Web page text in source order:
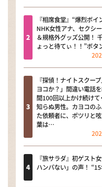
『相席食堂』“爆烈ボイ
NHK女性アナ、セクシ
＆規格外グッズ公開！
ょっと待てぃ！！”ボタ
『探偵！ナイトスクー
ヨコか？」間違い電話
間100回以上かけ続けて
知らぬ男性。カヨコの
た依頼者に、ポツリと
葉は…
『旅サラダ』初ゲスト
ハンパない」の声！